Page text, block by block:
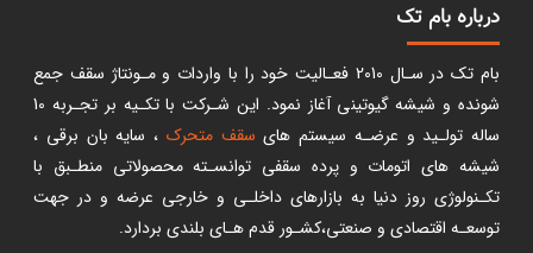
درباره بام تک
بام تک در سـال 2010 فعـالیت خود را با واردات و مـونتاژ سقف جمع
شونده و شیشه گیوتینی آغاز نمود. این شـرکت با تکـیه بر تجـربه 10
ساله تولـید و عرضـه سیستم های سقف متحرک ، سایه بان برقی ،
شیشه های اتومات و پرده سقفی توانسـته محصولاتی منطـبق با
تکـنولوژی روز دنیا به بازارهای داخلـی و خارجی عرضه و در جهت
توسعـه اقتصادی و صنعتی،کشـور قدم هـای بلندی بردارد.